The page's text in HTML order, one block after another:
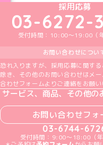
めいどり
めい
採用応募
03-6272-
受付時間：10:00～19:00（
お問い合わせについ
恐れ入りますが、採用応募に関す
除き、その他のお問い合わせはメ
合わせフォームよりご連絡をお願い
サービス、商品、その他の
お問い合わせフォ
03-6744-
受付時間：9:00～18:00（年